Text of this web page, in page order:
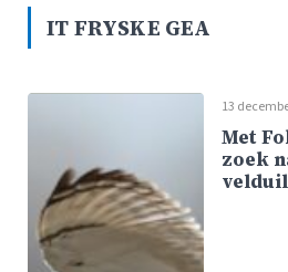
IT FRYSKE GEA
13
Met
zoek
velduil